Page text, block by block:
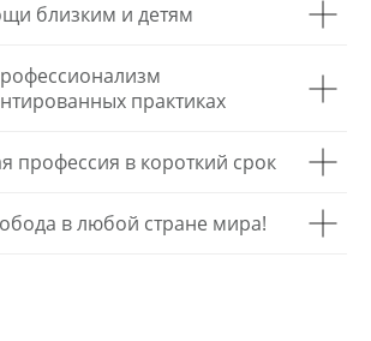
близким и детям
практиках
профессия в короткий срок
в любой стране мира!